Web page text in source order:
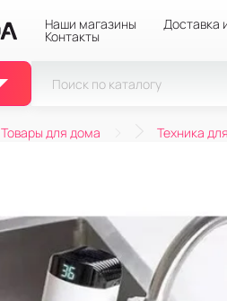
Наши магазины Доставка
Контакты
Товары для дома Техника